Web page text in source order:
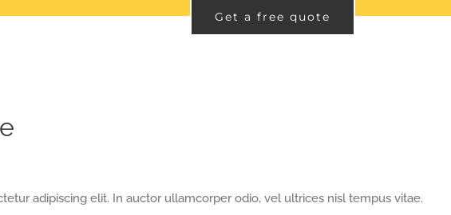
Get a free quote
adipiscing elit. In auctor ullamcorper odio, vel ultrices nisl tempus vitae.